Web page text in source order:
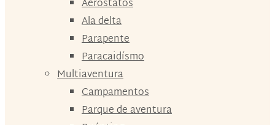
Aerostatos
Ala delta
Parapente
Paracaidísmo
Multiaventura
Campamentos
Parque de aventura